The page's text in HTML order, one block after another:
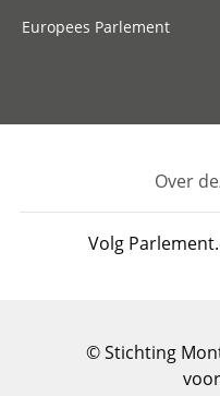
Europees Parlement
Over
Volg
© Stichting